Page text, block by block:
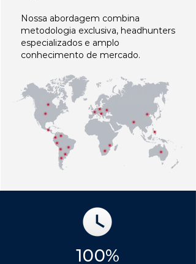
Nossa abordagem combina
metodologia exclusiva, headhunters
especializados e amplo
conhecimento de mercado.
100%